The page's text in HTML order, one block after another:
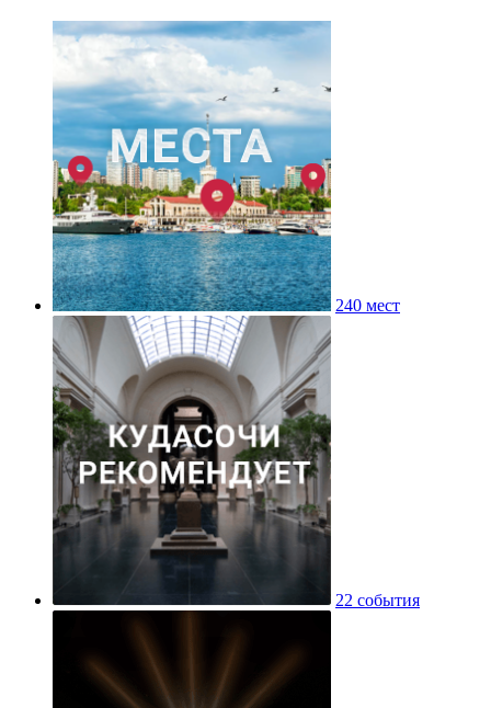
240 мест
22 события